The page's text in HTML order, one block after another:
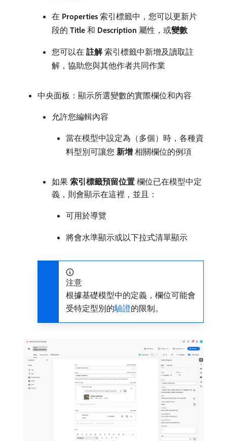
在​ Properties ​索引標籤中，您可以更新片
段的​ Title ​和​ Description ​屬性，或​變數
您可以在​ 註解​索引標籤中新增及讀取註
解，協助您與其他作者共同作業
中央面板：顯示所選變數的實際欄位和內容
允許您編輯內容
當在模型中設定為（多個）時，各種資
料型別可讓您​ 新增 ​相關欄位的例項
如果​ 索引標籤預留位置 ​欄位已在模型中定
義，則會顯示在這裡，並且：
可用於導覽
將會水準顯示或以下拉式清單顯示
注意
根據基礎模型中的定義，欄位可能會
受特定型別的驗證的限制。